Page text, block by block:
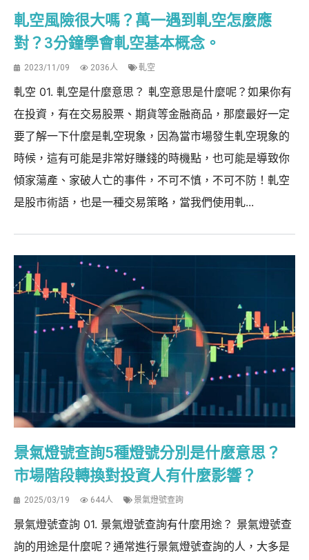
軋空風險很大嗎？萬一遇到軋空怎麼應
對？3分鐘學會軋空基本概念。
2023/11/09 2036人 軋空
軋空 01. 軋空是什麼意思？ 軋空意思是什麼呢？如果你有
在投資，有在交易股票、期貨等金融商品，那麼最好一定
要了解一下什麼是軋空現象，因為當市場發生軋空現象的
時候，這有可能是非常好賺錢的時機點，也可能是導致你
傾家蕩產、家破人亡的事件，不可不慎，不可不防！軋空
是股市術語，也是一種交易策略，當我們使用軋...
景氣燈號查詢5種燈號分別是什麼意思？
市場階段轉換對投資人有什麼影響？
2025/03/19 644人 景氣燈號查詢
景氣燈號查詢 01. 景氣燈號查詢有什麼用途？ 景氣燈號查
詢的用途是什麼呢？通常進行景氣燈號查詢的人，大多是